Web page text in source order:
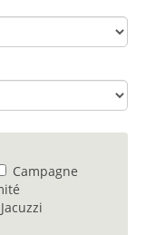
Campagne
Jacuzzi